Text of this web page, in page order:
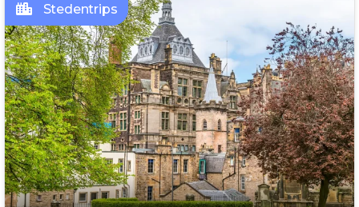
Stedentrips
NABIJ TREINSTATION!